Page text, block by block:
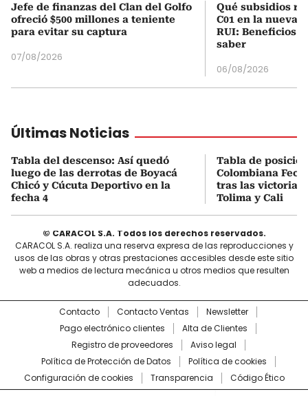
Jefe de finanzas del Clan del Golfo
ofreció $500 millones a teniente
para evitar su captura
07/08/2026
Qué subsidios
C01 en la nueva
RUI: Beneficios
saber
06/08/2026
Últimas Noticias
Tabla del descenso: Así quedó
luego de las derrotas de Boyacá
Chicó y Cúcuta Deportivo en la
fecha 4
Tabla de
Colombiana
tras las victorias
Tolima y Cali
© CARACOL S.A. Todos los derechos reservados.
CARACOL S.A. realiza una reserva expresa de las reproducciones y
usos de las obras y otras prestaciones accesibles desde este sitio
web a medios de lectura mecánica u otros medios que resulten
adecuados.
Contacto Contacto Ventas
Newsletter
Pago electrónico clientes
Alta de Clientes
Registro de proveedores
Aviso legal
Política de Protección de Datos
Política de cookies
Configuración de cookies
Transparencia Código Ético